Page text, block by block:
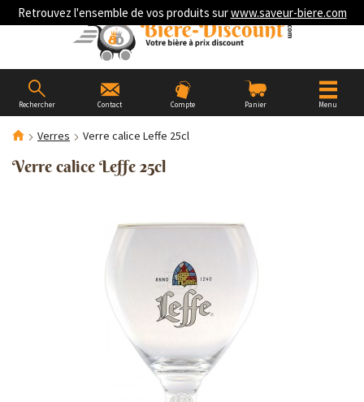
Retrouvez l'ensemble de vos produits surwww.saveur-biere.com
Rechercher Contact Compte Panier Menu
Verres Verre calice Leffe 25cl
Verre calice Leffe 25cl